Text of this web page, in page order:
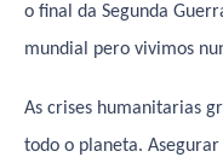
o final da Segunda
mundial pero vivimos
As crises humanitarias
todo o planeta.